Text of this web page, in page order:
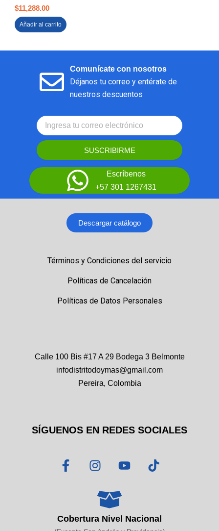
$11,288.00
Añadir al carrito
Comunícate con nosotros
Déjanos tu correo y entérate de
nuestros descuentos
SUSCRIBIRME
Escríbenos
+57 301 1267431
Descargar catálogo
Términos y Condiciones del servicio
Políticas de Cancelación
Políticas de Datos Personales
Calle 100 Bis #17 A 29 Bodega 3 Belmonte
infodistritodoymas@gmail.com
Pereira, Colombia
SÍGUENOS EN REDES SOCIALES
F
a
o
I
n
t
a
g
Y
o
b
T
i
k
Cobertura Nivel Nacional